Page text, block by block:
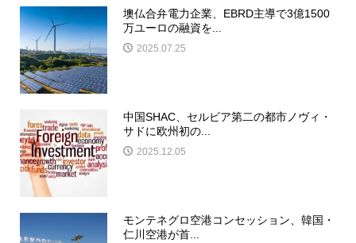
墺仏合弁電力企業、EBRD主導で3億1500
万ユーロの融資を...
2025.07.25
中国SHAC、セルビア第二の都市ノヴィ・
サドに欧州初の...
2025.12.05
モンテネグロ空港コンセッション、韓国・
仁川空港が首...